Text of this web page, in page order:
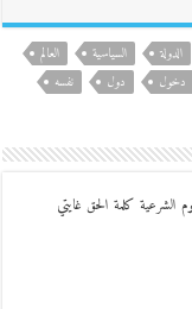
الدولة السياسية
العالم
دخول دول نفسه
كلمة الحق غايتي